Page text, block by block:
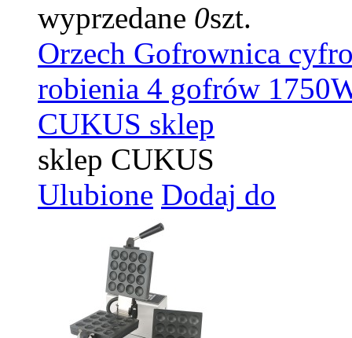
wyprzedane 0szt.
Orzech Gofrownica
robienia 4 gofrów
CUKUS sklep
sklep CUKUS
Ulubione Dodaj do